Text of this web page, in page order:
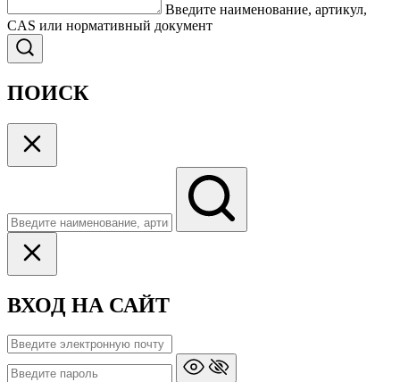
Введите наименование, артикул,
CAS или нормативный документ
ПОИСК
ВХОД НА САЙТ